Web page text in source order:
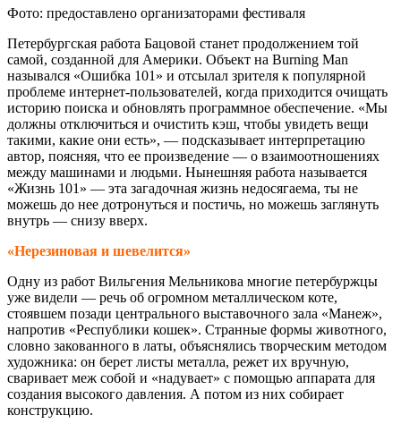
Фото: предоставлено организаторами фестиваля
Петербургская работа Бацовой станет продолжением той
самой, созданной для Америки. Объект на Burning Man
назывался «Ошибка 101» и отсылал зрителя к популярной
проблеме интернет-пользователей, когда приходится очищать
историю поиска и обновлять программное обеспечение. «Мы
должны отключиться и очистить кэш, чтобы увидеть вещи
такими, какие они есть», — подсказывает интерпретацию
автор, поясняя, что ее произведение — о взаимоотношениях
между машинами и людьми. Нынешняя работа называется
«Жизнь 101» — эта загадочная жизнь недосягаема, ты не
можешь до нее дотронуться и постичь, но можешь заглянуть
внутрь — снизу вверх.
«Нерезиновая и шевелится»
Одну из работ Вильгения Мельникова многие петербуржцы
уже видели — речь об огромном металлическом коте,
стоявшем позади центрального выставочного зала «Манеж»,
напротив «Республики кошек». Странные формы животного,
словно закованного в латы, объяснялись творческим методом
художника: он берет листы металла, режет их вручную,
сваривает меж собой и «надувает» с помощью аппарата для
создания высокого давления. А потом из них собирает
конструкцию.